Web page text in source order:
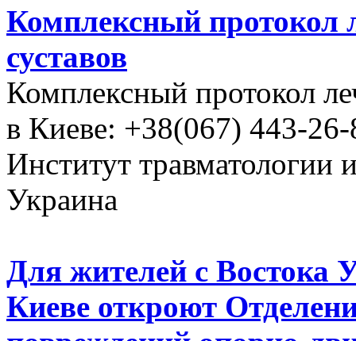
Комплексный протокол
суставов
Комплексный протокол
в Киеве: +38(067) 443-
Институт
Украина
Для жителей с
Киеве откроют